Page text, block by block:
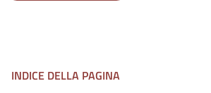
INDICE DELLA PAGINA